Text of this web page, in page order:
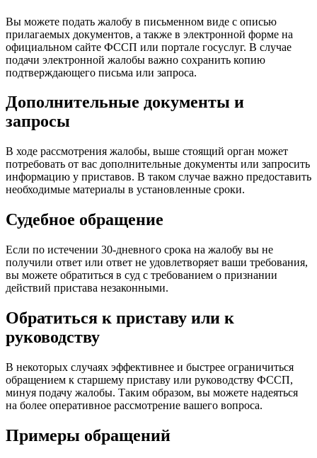
Вы можете подать жалобу в письменном виде с описью
прилагаемых документов, а также в электронной форме на
официальном сайте ФССП или портале госуслуг. В случае
подачи электронной жалобы важно сохранить копию
подтверждающего письма или запроса.
Дополнительные документы и
запросы
В ходе рассмотрения жалобы, выше стоящий орган может
потребовать от вас дополнительные документы или запросить
информацию у приставов. В таком случае важно предоставить
необходимые материалы в установленные сроки.
Судебное обращение
Если по истечении 30-дневного срока на жалобу вы не
получили ответ или ответ не удовлетворяет ваши требования,
вы можете обратиться в суд с требованием о признании
действий пристава незаконными.
Обратиться к приставу или к
руководству
В некоторых случаях эффективнее и быстрее ограничиться
обращением к старшему приставу или руководству ФССП,
минуя подачу жалобы. Таким образом, вы можете надеяться
на более оперативное рассмотрение вашего вопроса.
Примеры обращений